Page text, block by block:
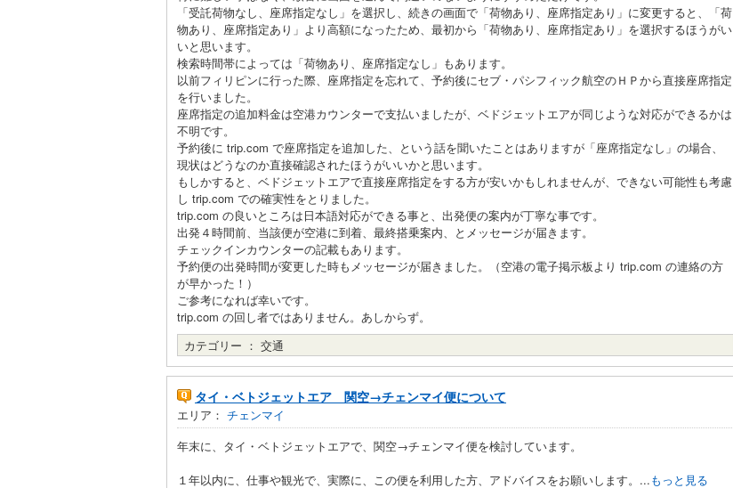
「受託荷物なし、座席指定なし」を選択し、続きの画面で「荷物あり、座席指定あり」に変更すると、「荷
物あり、座席指定あり」より高額になったため、最初から「荷物あり、座席指定あり」を選択するほうがい
いと思います。
検索時間帯によっては「荷物あり、座席指定なし」もあります。
以前フィリピンに行った際、座席指定を忘れて、予約後にセブ・パシフィック航空のＨＰから直接座席指定
を行いました。
座席指定の追加料金は空港カウンターで支払いましたが、ベドジェットエアが同じような対応ができるかは
不明です。
予約後に trip.com で座席指定を追加した、という話を聞いたことはありますが「座席指定なし」の場合、
現状はどうなのか直接確認されたほうがいいかと思います。
もしかすると、ベドジェットエアで直接座席指定をする方が安いかもしれませんが、できない可能性も考慮
し trip.com での確実性をとりました。
trip.com の良いところは日本語対応ができる事と、出発便の案内が丁寧な事です。
出発４時間前、当該便が空港に到着、最終搭乗案内、とメッセージが届きます。
チェックインカウンターの記載もあります。
予約便の出発時間が変更した時もメッセージが届きました。（空港の電子掲示板より trip.com の連絡の方
が早かった！）
ご参考になれば幸いです。
trip.com の回し者ではありません。あしからず。
カテゴリー ： 交通
タイ・ベトジェットエア 関空→チェンマイ便について
エリア： チェンマイ
年末に、タイ・ベトジェットエアで、関空→チェンマイ便を検討しています。
１年以内に、仕事や観光で、実際に、この便を利用した方、アドバイスをお願いします。...もっと見る